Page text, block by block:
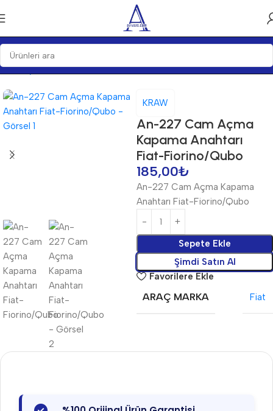
Ana Sayfa Anahtarlar Anahtarlar
KRAW
An-227 Cam Açma
Kapama Anahtarı
Fiat-Fiorino/Qubo
185,00₺
An-227 Cam Açma Kapama
Anahtarı Fiat-Fiorino/Qubo
Sepete Ekle
Şimdi Satın Al
Favorilere Ekle
ARAÇ MARKA Fiat